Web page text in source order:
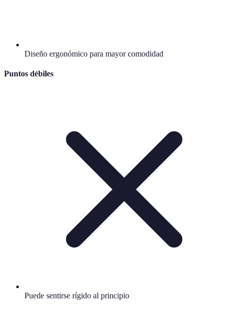
Diseño ergonómico para mayor comodidad
Puntos débiles
Puede sentirse rígido al principio